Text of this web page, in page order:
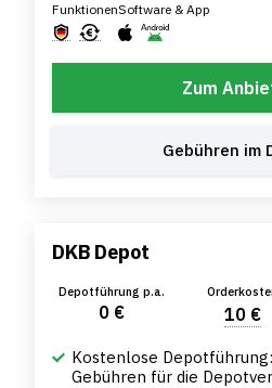
FunktionenSoftware & App
Zum
Gebühren im
DKB Depot
Depotführung p.a.
0 € 10 €
Kostenlose
Gebühren für die